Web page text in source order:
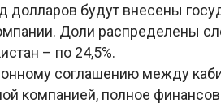
долларов будут внесены
Доли распределены
– по 24,5%.
соглашению между
компанией, полное